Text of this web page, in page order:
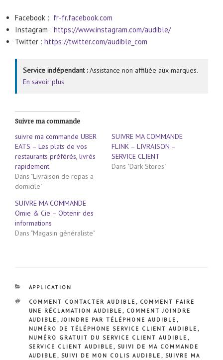
Facebook : fr-fr.facebook.com
Instagram : https://www.instagram.com/audible/
Twitter : https://twitter.com/audible_com
Service indépendant :Assistance non affiliée aux marques.
En savoir plus
Suivre ma commande
suivre ma commande UBER
EATS – Les plats de vos
restaurants préférés, livrés
rapidement
Dans "Livraison de repas a
domicile"
SUIVRE MA COMMANDE
FLINK – LIVRAISON –
SERVICE CLIENT
Dans "Dark Stores"
SUIVRE MA COMMANDE
Omie & Cie – Obtenir des
informations
Dans "Magasin généraliste"
CATÉGORIES
APPLICATION
ÉTIQUETTES
COMMENT CONTACTER AUDIBLE , COMMENT FAIRE
UNE RÉCLAMATION AUDIBLE , COMMENT JOINDRE
AUDIBLE ,JOINDRE PAR TÉLÉPHONE AUDIBLE ,
NUMÉRO DE TÉLÉPHONE SERVICE CLIENT AUDIBLE ,
NUMÉRO GRATUIT DU SERVICE CLIENT AUDIBLE ,
SERVICE CLIENT AUDIBLE , SUIVI DE MA COMMANDE
AUDIBLE , SUIVI DE MON COLIS AUDIBLE , SUIVRE MA